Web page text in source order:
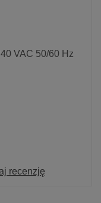
VAC 50/60 Hz
recenzję